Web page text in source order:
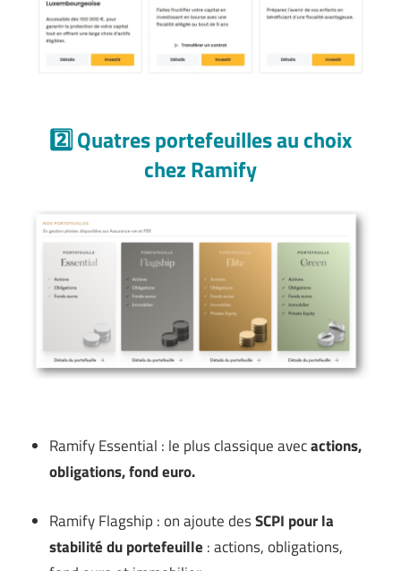
2️⃣ Quatres portefeuilles au choix
chez Ramify
Ramify Essential : le plus classique avecactions,
obligations, fond euro.
Ramify Flagship : on ajoute desSCPI pour la
stabilité du portefeuille : actions, obligations,